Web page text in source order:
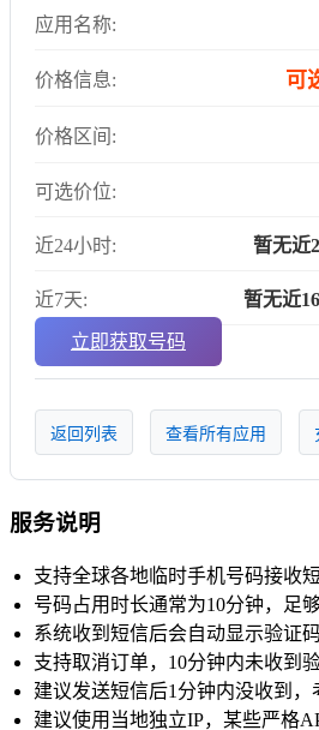
应用名称:
价格信息: 可
价格区间:
可选价位:
近24小时: 暂无近
近7天: 暂无近
立即获取号码
返回列表 查看所有应用
服务说明
支持全球各地临时手机号码接收
号码占用时长通常为10分钟，足
系统收到短信后会自动显示验证码
支持取消订单，10分钟内未收到
建议发送短信后1分钟内没收到，
建议使用当地独立IP，某些严格